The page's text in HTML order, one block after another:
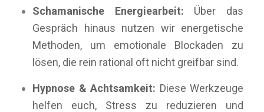
Schamanische Energiearbeit: Über das
Gespräch hinaus nutzen wir energetische
Methoden, um emotionale Blockaden zu
lösen, die rein rational oft nicht greifbar sind.
Hypnose & Achtsamkeit: Diese Werkzeuge
helfen euch, Stress zu reduzieren und